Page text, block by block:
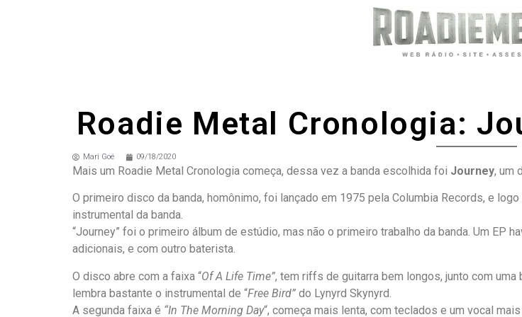
Roadie Metal Cronologia:
Mari Goé 09/18/2020
Mais um Roadie Metal Cronologia começa, dessa vez a banda escolhida foi Journey, um
O primeiro disco da banda, homônimo, foi lançado em 1975 pela Columbia Records, e
instrumental da banda.
“Journey” foi o primeiro álbum de estúdio, mas não o primeiro trabalho da banda. Um EP
adicionais, e com outro baterista.
O disco abre com a faixa “Of A Life Time”, tem riffs de guitarra bem longos, junto com
lembra bastante o instrumental de “Free Bird” do Lynyrd Skynyrd.
A segunda faixa é “In The Morning Day“, começa mais lenta, com teclados e um vocal